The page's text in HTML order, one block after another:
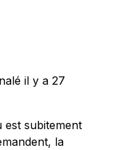
il y a 27
subitement
la